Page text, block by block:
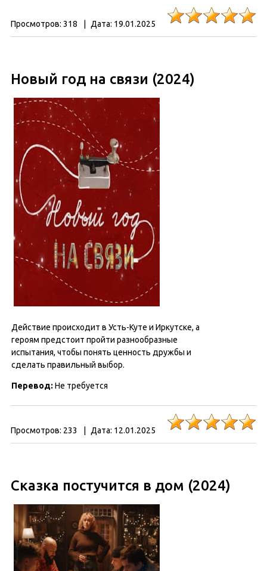
Просмотров: 318 Дата: 19.01.2025
Новый год на связи (2024)
Действие происходит в Усть-Куте и Иркутске, а
героям предстоит пройти разнообразные
испытания, чтобы понять ценность дружбы и
сделать правильный выбор.
Перевод: Не требуется
Просмотров: 233 Дата: 12.01.2025
Сказка постучится в дом (2024)